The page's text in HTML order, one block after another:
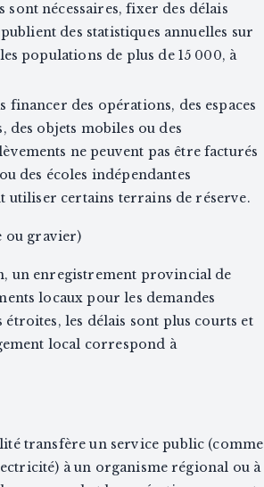
nécessaires, fixer des délais
des statistiques annuelles sur
populations de plus de 15 000, à
financer des opérations, des espaces
des objets mobiles ou des
ne peuvent pas être facturés
des écoles indépendantes
utiliser certains terrains de réserve.
ou gravier)
un enregistrement provincial de
locaux pour les demandes
les délais sont plus courts et
local correspond à
transfère un service public (comme
à un organisme régional ou à